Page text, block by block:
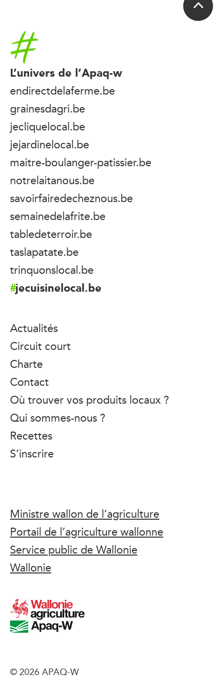
Accueil
L’univers de l’Apaq-w
endirectdelaferme.be
grainesdagri.be
jecliquelocal.be
jejardinelocal.be
maitre-boulanger-patissier.be
notrelaitanous.be
savoirfairedecheznous.be
semainedelafrite.be
tabledeterroir.be
taslapatate.be
trinquonslocal.be
jecuisinelocal.be
Actualités
Circuit court
Charte
Contact
Où trouver vos produits locaux ?
Qui sommes-nous ?
Recettes
S’inscrire
Ministre wallon de l’agriculture
Portail de l’agriculture wallonne
Service public de Wallonie
Wallonie
© 2026 APAQ-W